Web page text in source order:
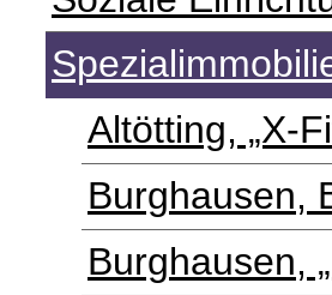
Altötting, „X-
Burghausen,
Burghausen,